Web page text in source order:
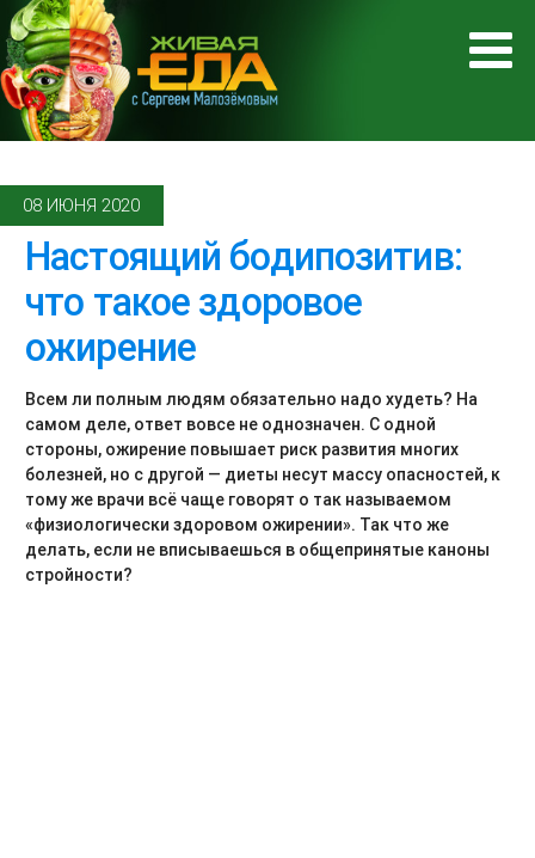
08 ИЮНЯ 2020
Настоящий бодипозитив:
что такое здоровое
ожирение
Всем ли полным людям обязательно надо худеть? На
самом деле, ответ вовсе не однозначен. С одной
стороны, ожирение повышает риск развития многих
болезней, но с другой — диеты несут массу опасностей, к
тому же врачи всё чаще говорят о так называемом
«физиологически здоровом ожирении». Так что же
делать, если не вписываешься в общепринятые каноны
стройности?